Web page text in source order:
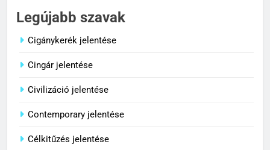
Céltudatos jelentése
C BETŰS SZAVAK JELENTÉSE
8
Centenárium jelentése
1
Legújabb szavak
Cigánykerék jelentése
Cingár jelentése
Civilizáció jelentése
Contemporary jelentése
Célkitűzés jelentése